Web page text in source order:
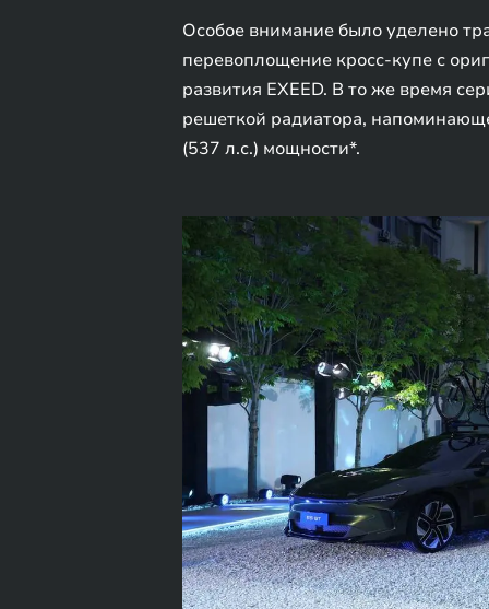
Особое внимание было уделено
перевоплощение кросс-купе с
развития EXEED. В то же время
решеткой радиатора,
(537 л.с.) мощности*.